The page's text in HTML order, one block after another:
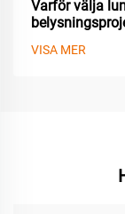
Varför välja
VISA MER